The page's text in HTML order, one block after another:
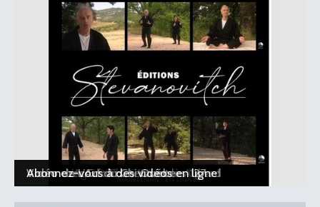
Le planning 2026-2027 est en ligne !
Vidéo : L’Art du Chi - 10 ans à Aubard
Vidéo : Les 5 formateurs et les 127
Vidéo de L’Art du Chi Québec
Abonnez-vous à des vidéos en ligne